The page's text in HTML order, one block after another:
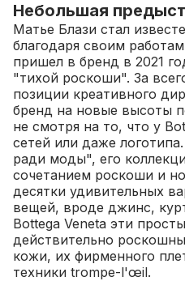
Небольшая
Матье Блази стал
благодаря своим
пришел в бренд в 2021
"тихой роскоши". За
позиции креативного
бренд на новые высоты
не смотря на то, что у
сетей или даже логотипа.
ради моды", его
сочетанием роскоши и
десятки удивительных
вещей, вроде джинс,
Bottega Veneta эти
действительно
кожи, их фирменного
техники trompe-l'œil.